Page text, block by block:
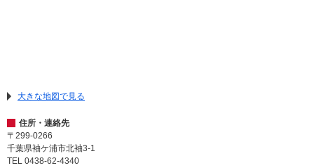
大きな地図で見る
住所・連絡先
〒299-0266
千葉県袖ケ浦市北袖3-1
TEL 0438-62-4340